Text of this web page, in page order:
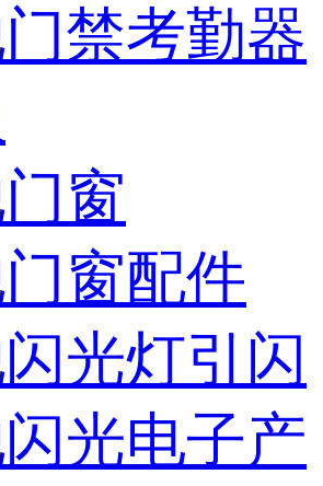
禁考勤器
窗
窗配件
光灯引闪
光电子产